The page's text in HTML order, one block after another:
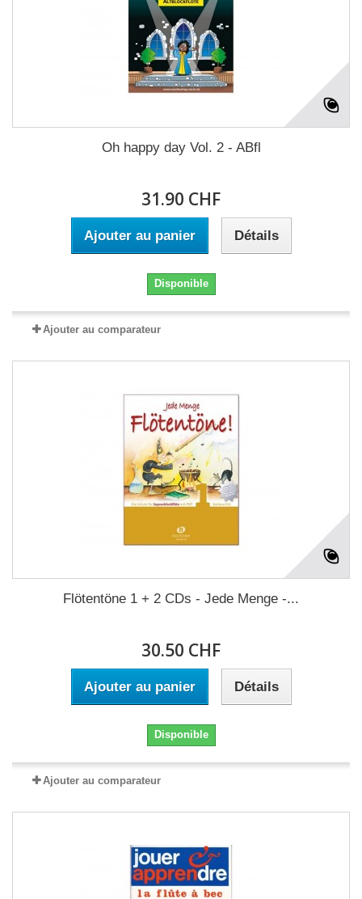
Oh happy day Vol. 2 - ABfl
31.90 CHF
Ajouter au panier Détails
Disponible
Ajouter au comparateur
Flötentöne 1 + 2 CDs - Jede Menge -...
30.50 CHF
Ajouter au panier Détails
Disponible
Ajouter au comparateur